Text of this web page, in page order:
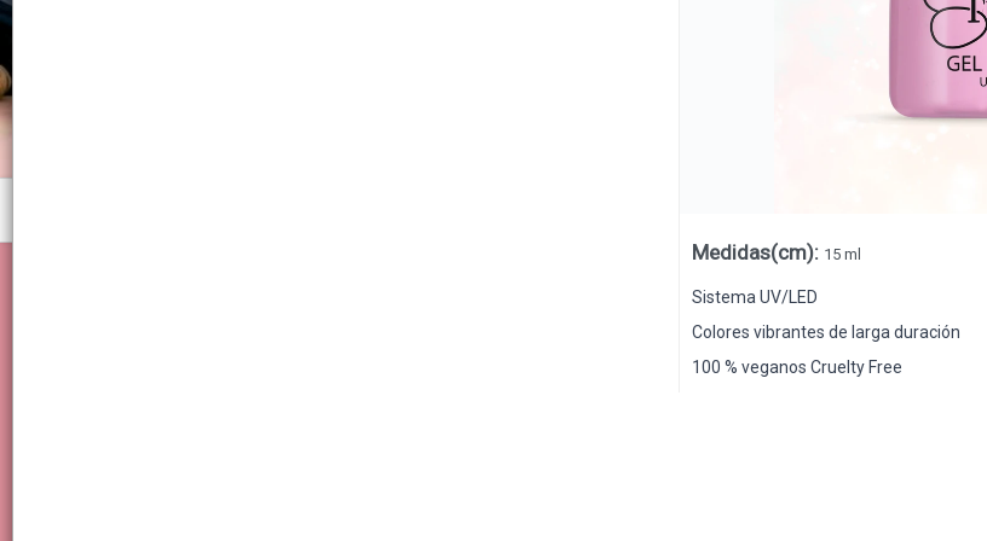
Medidas(cm): 15 ml
Sistema UV/LED
Colores vibrantes de larga duración
100 % veganos Cruelty Free
Lista vacía